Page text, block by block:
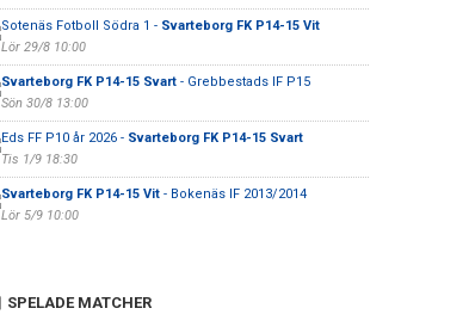
Sotenäs Fotboll Södra 1 - Svarteborg FK P14-15 Vit
Lör 29/8 10:00
Svarteborg FK P14-15 Svart - Grebbestads IF P15
Sön 30/8 13:00
Eds FF P10 år 2026 - Svarteborg FK P14-15 Svart
Tis 1/9 18:30
Svarteborg FK P14-15 Vit - Bokenäs IF 2013/2014
Lör 5/9 10:00
SPELADE MATCHER